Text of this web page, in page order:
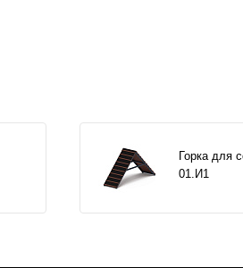
Горка для
01.И1